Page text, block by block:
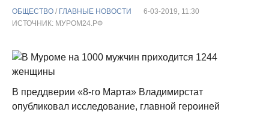
ОБЩЕСТВО / ГЛАВНЫЕ НОВОСТИ
6-03-2019, 11:30
ИСТОЧНИК: МУРОМ24.РФ
В преддверии «8-го Марта» Владимирстат
опубликовал исследование, главной героиней